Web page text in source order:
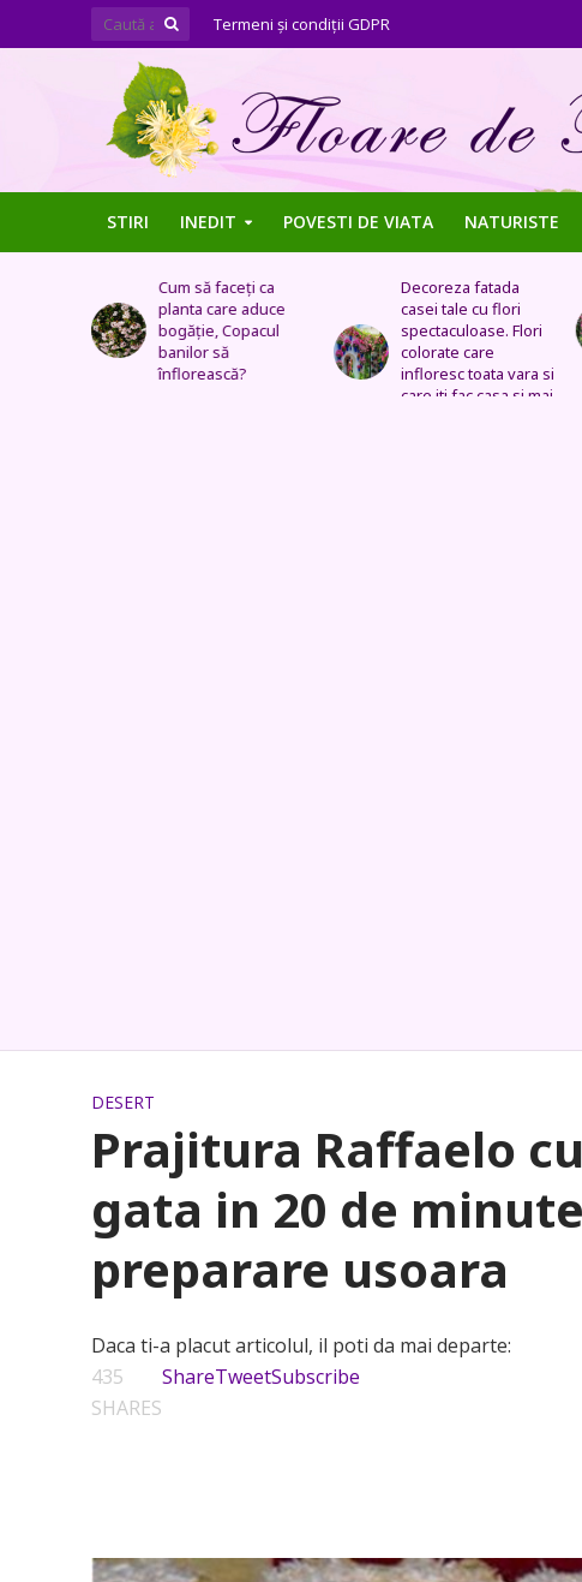
Termeni şi condiţii GDPR
STIRI INEDIT POVESTI DE VIATA NATURISTE
Decoreza fatada
casei tale cu flori
spectaculoase. Flori
colorate care
infloresc toata vara si
Tufe de trandafiri
extraordinare,
pozitionate in arcade
sau straturi
fantastice
DESERT
Prajitura Raffaelo
gata in 20 de
preparare usoara
Daca ti-a placut articolul, il poti da mai departe:
435
SHARES
ShareTweetSubscribe